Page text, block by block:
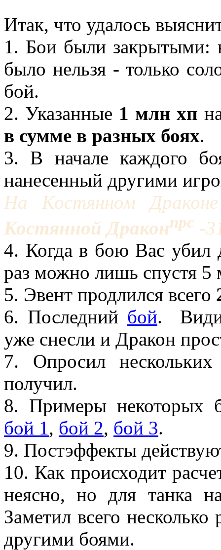
Итак, что удалось
1. Бои были закрытыми:
было нельзя - только
бой.
2. Указанные 1 млн хп
в сумме в разных боях.
3. В начале каждого
нанесенный другими
На Костянном
Костянной Драконnpc -
4. Когда в бою Вас убил
раз можно лишь спустя 5
5. Эвент продлился всего
6. Последний бой.
уже снесли и Дракон
7. Опросил
получил.
8. Примеры некоторых
бой 1 , бой 2, бой 3.
9. Постэффекты
10. Как происходит
неясно, но для танка
Заметил всего
другими боями.